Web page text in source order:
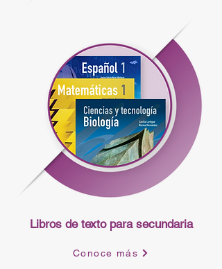
Libros de texto para secundaria
Conoce más